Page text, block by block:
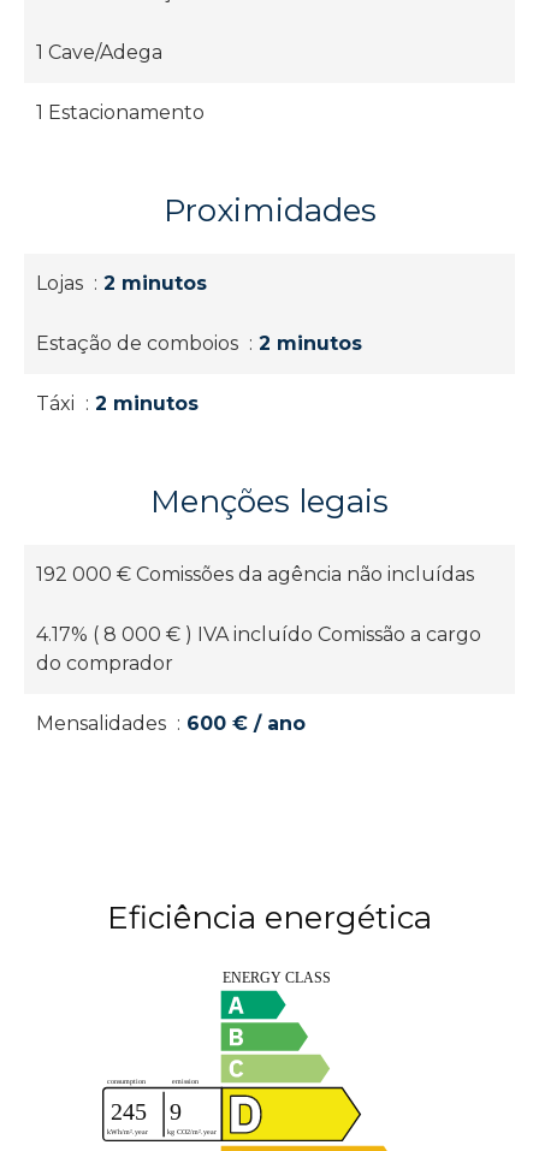
1 Cave/Adega
1 Estacionamento
Proximidades
Lojas 2 minutos
Estação de comboios 2 minutos
Táxi 2 minutos
Menções legais
192 000 € Comissões da agência não incluídas
4.17% ( 8 000 € ) IVA incluído Comissão a cargo
do comprador
Mensalidades 600 € / ano
Eficiência energética